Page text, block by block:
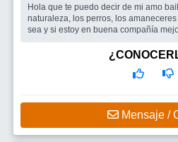
Hola que te puedo decir de mi amo
naturaleza, los perros, los
sea y si estoy en buena compañía
Estoy en la pagina para
no se si podré conocer a un nuevo
mensajeria interna y te contesto,me
Mensaje /